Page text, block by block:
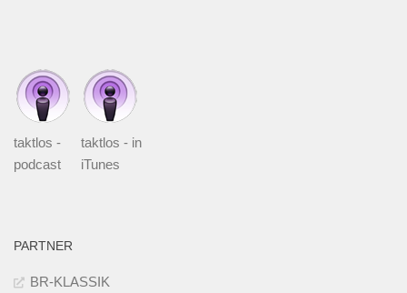
taktlos -
podcast
taktlos - in
iTunes
PARTNER
BR-KLASSIK